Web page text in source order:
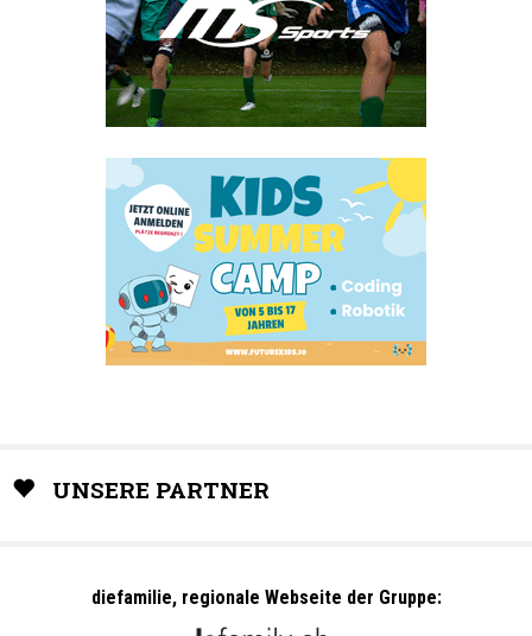
UNSERE PARTNER
diefamilie, regionale Webseite der Gruppe: